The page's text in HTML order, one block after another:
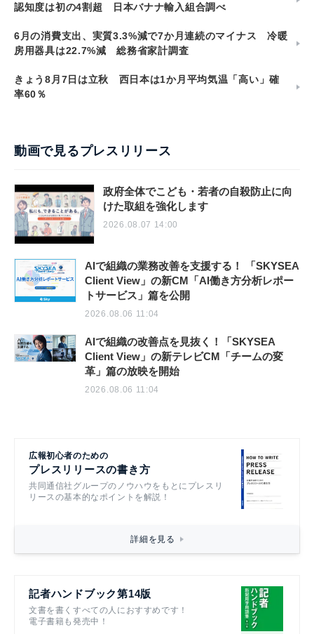
認知度は初の4割超 日本バナナ輸入組合調べ
6月の消費支出、実質3.3%減で7か月連続のマイナス 冷暖
房用器具は22.7%減 総務省家計調査
きょう8月7日は立秋 西日本は1か月平均気温「高い」確
率60％
動画で見るプレスリリース
政府全体でこども・若者の自殺防止に向
けた取組を強化します
2026.08.07 14:00
AIで組織の業務改善を支援する！ 「SKYSEA
Client View」の新CM「AI働き方分析レポー
トサービス」篇を公開
2026.08.06 11:04
AIで組織の改善点を見抜く！「SKYSEA
Client View」の新テレビCM「チームの変
革」篇の放映を開始
2026.08.06 11:04
広報初心者のための
プレスリリースの書き方
共同通信社グループのノウハウをもとにプレスリ
リースの基本的なポイントを解説！
詳細を見る
記者ハンドブック第14版
文書を書くすべての人におすすめです！
電子書籍も発売中！